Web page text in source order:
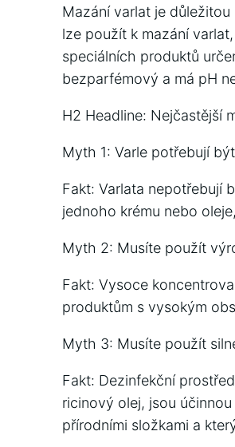
Mazání varlat je
lze použít k mazání
speciálních produktů
bezparfémový a má pH
H2 Headline: Nejčastější
Myth 1: Varle potřebují
Fakt: Varlata nepotřebují
jednoho krému nebo
Myth 2: Musíte použít
Fakt: Vysoce
produktům s vysokým
Myth 3: Musíte použít
Fakt: Dezinfekční
ricinový olej, jsou
přírodními složkami a